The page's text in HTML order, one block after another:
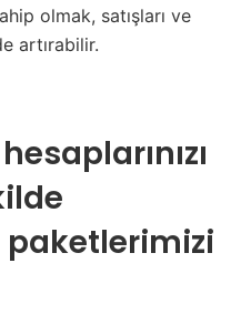
olmak, satışları ve
artırabilir.